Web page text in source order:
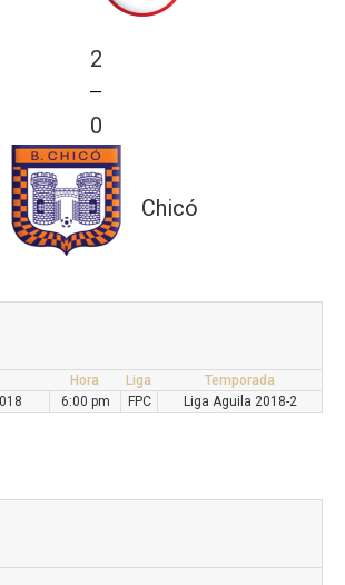
2
—
0
Chicó
Hora Liga
Temporada
6:00 pm FPC Liga Aguila 2018-2